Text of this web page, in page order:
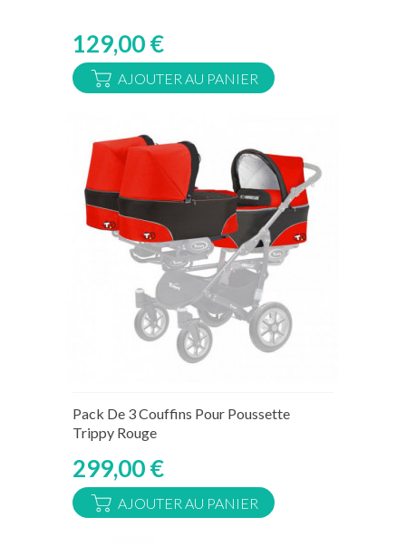
129,00 €
AJOUTER AU PANIER
Pack De 3 Couffins Pour Poussette
Trippy Rouge
299,00 €
AJOUTER AU PANIER